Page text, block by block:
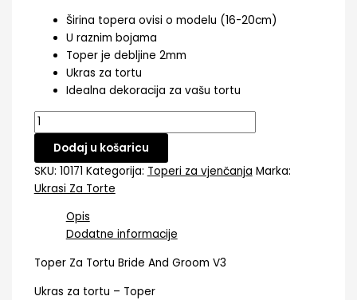
Širina topera ovisi o modelu (16-20cm)
U raznim bojama
Toper je debljine 2mm
Ukras za tortu
Idealna dekoracija za vašu tortu
Dodaj u košaricu
SKU: 10171 Kategorija: Toperi za vjenčanja Marka:
Ukrasi Za Torte
Opis
Dodatne informacije
Toper Za Tortu Bride And Groom V3
Ukras za tortu – Toper